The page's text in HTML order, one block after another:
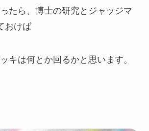
たら、博士の研究とジャッジマ
おけば
キは何とか回るかと思います。